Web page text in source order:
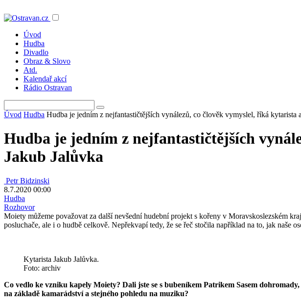
Úvod
Hudba
Divadlo
Obraz & Slovo
Atd.
Kalendař akcí
Rádio Ostravan
Úvod Hudba Hudba je jedním z nejfantastičtějších vynálezů, co člověk vymyslel, říká kytarista
Hudba je jedním z nejfantastičtějších
Jakub Jalůvka
Petr Bidzinski
8.7.2020 00:00
Hudba
Rozhovor
Moiety můžeme považovat za další nevšední hudební projekt s kořeny v Moravskoslezském
posluchače, ale i o hudbě celkově. Nepřekvapí tedy, že se řeč stočila například na to, jak
Kytarista Jakub Jalůvka.
Foto: archiv
Co vedlo ke vzniku kapely Moiety? Dali jste se s bubeníkem Patrikem Sasem
na základě kamarádství a stejného pohledu na muziku?